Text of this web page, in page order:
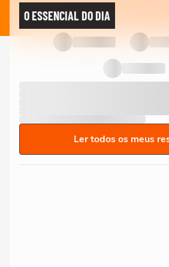
O ESSENCIAL DO DIA
Ler todos os meus